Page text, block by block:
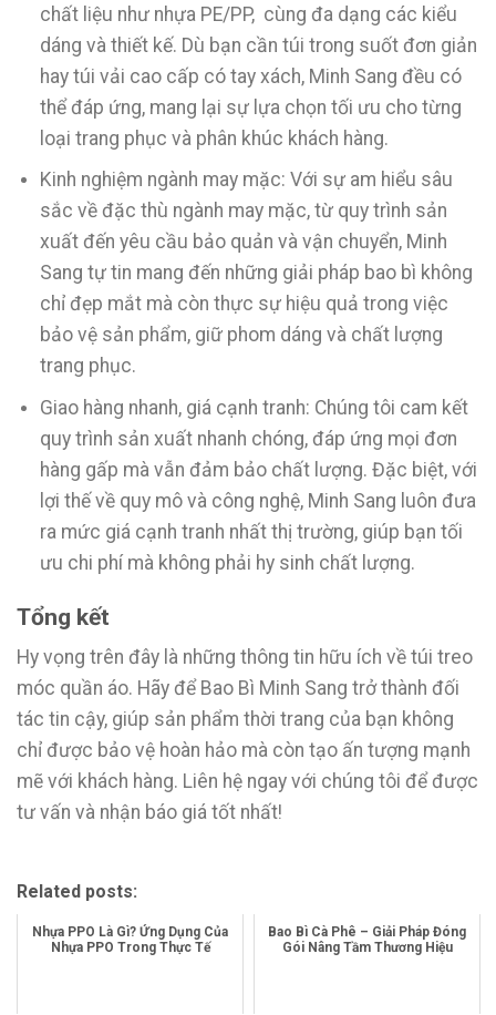
chất liệu như nhựa PE/PP, cùng đa dạng các kiểu
dáng và thiết kế. Dù bạn cần túi trong suốt đơn giản
hay túi vải cao cấp có tay xách, Minh Sang đều có
thể đáp ứng, mang lại sự lựa chọn tối ưu cho từng
loại trang phục và phân khúc khách hàng.
Kinh nghiệm ngành may mặc: Với sự am hiểu sâu
sắc về đặc thù ngành may mặc, từ quy trình sản
xuất đến yêu cầu bảo quản và vận chuyển, Minh
Sang tự tin mang đến những giải pháp bao bì không
chỉ đẹp mắt mà còn thực sự hiệu quả trong việc
bảo vệ sản phẩm, giữ phom dáng và chất lượng
trang phục.
Giao hàng nhanh, giá cạnh tranh: Chúng tôi cam kết
quy trình sản xuất nhanh chóng, đáp ứng mọi đơn
hàng gấp mà vẫn đảm bảo chất lượng. Đặc biệt, với
lợi thế về quy mô và công nghệ, Minh Sang luôn đưa
ra mức giá cạnh tranh nhất thị trường, giúp bạn tối
ưu chi phí mà không phải hy sinh chất lượng.
Tổng kết
Hy vọng trên đây là những thông tin hữu ích về túi treo
móc quần áo. Hãy để Bao Bì Minh Sang trở thành đối
tác tin cậy, giúp sản phẩm thời trang của bạn không
chỉ được bảo vệ hoàn hảo mà còn tạo ấn tượng mạnh
mẽ với khách hàng. Liên hệ ngay với chúng tôi để được
tư vấn và nhận báo giá tốt nhất!
Related posts:
Nhựa PPO Là Gì? Ứng Dụng Của
Nhựa PPO Trong Thực Tế
Bao Bì Cà Phê – Giải Pháp Đóng
Gói Nâng Tầm Thương Hiệu